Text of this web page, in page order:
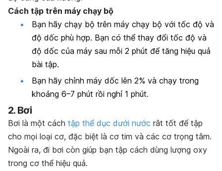
Cách tập trên máy chạy bộ
Bạn hãy chạy bộ trên máy chạy bộ với tốc độ và
độ dốc phù hợp. Bạn có thể thay đổi tốc độ và
độ dốc của máy sau mỗi 2 phút để tăng hiệu quả
bài tập.
Bạn hãy chỉnh máy dốc lên 2% và chạy trong
khoảng 6–7 phút rồi nghỉ 1 phút.
2. Bơi
Bơi là một cách tập thể dục dưới nước rât tốt để tập
cho mọi loại cơ, đặc biệt là cơ tim và các cơ trọng tâm.
Ngoài ra, đi bơi còn giúp bạn tập cách dùng lượng oxy
trong cơ thể hiệu quả.